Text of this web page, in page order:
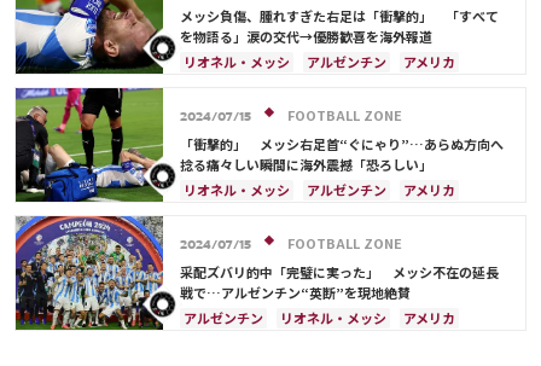
メッシ負傷、腫れすぎた右足は「衝撃的」 「すべて
を物語る」涙の交代→優勝歓喜を海外報道
リオネル・メッシ
アルゼンチン アメリカ
2024/07/15
FOOTBALL ZONE
「衝撃的」 メッシ右足首“ぐにゃり”…あらぬ方向へ
捻る痛々しい瞬間に海外震撼「恐ろしい」
リオネル・メッシ
アルゼンチン
アメリカ
2024/07/15
FOOTBALL ZONE
采配ズバリ的中「完璧に実った」 メッシ不在の延長
戦で…アルゼンチン“英断”を現地絶賛
アルゼンチン
リオネル・メッシ アメリカ